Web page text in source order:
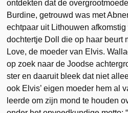
ontdekten dat de
Burdine, getrouwd was met
echtpaar uit Lithouwen
dochtertje Doll die op haar beurt
Love, de moeder van Elvis.
op zoek naar de Joodse
ster en daaruit bleek dat niet
ook Elvis’ eigen moeder hem al
leerde om zijn mond te houden